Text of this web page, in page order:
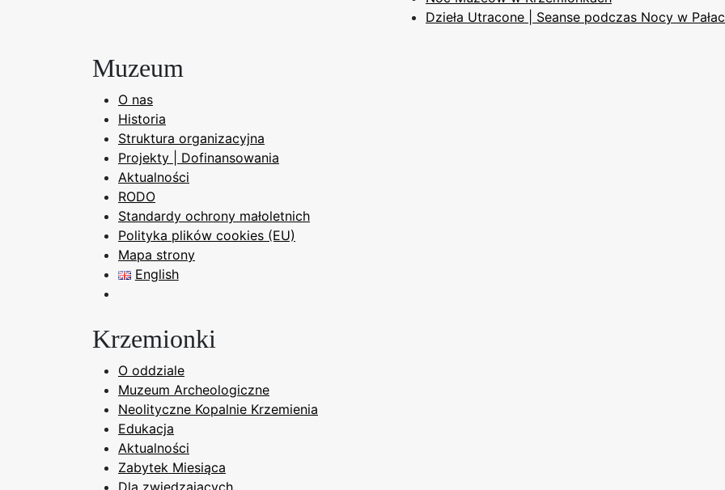
Dzieła Utracone | Seanse podczas Nocy w
Muzeum
O nas
Historia
Struktura organizacyjna
Projekty | Dofinansowania
Aktualności
RODO
Standardy ochrony małoletnich
Polityka plików cookies (EU)
Mapa strony
English
Krzemionki
O oddziale
Muzeum Archeologiczne
Neolityczne Kopalnie Krzemienia
Edukacja
Aktualności
Zabytek Miesiąca
Dla zwiedzających